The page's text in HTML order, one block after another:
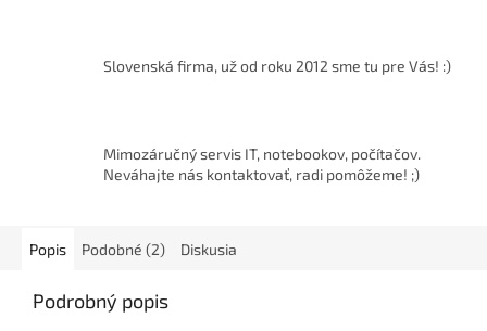
Slovenská firma, už od roku 2012 sme tu pre Vás! :)
Mimozáručný servis IT, notebookov, počítačov.
Neváhajte nás kontaktovať, radi pomôžeme! ;)
Popis Podobné (2) Diskusia
Podrobný popis